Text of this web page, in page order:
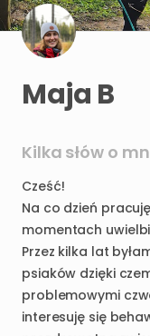
Maja B
Kilka słów o
Cześć!
Na co dzień pracuję
momentach
Przez kilka lat
psiaków dzięki
problemowymi
interesuję się